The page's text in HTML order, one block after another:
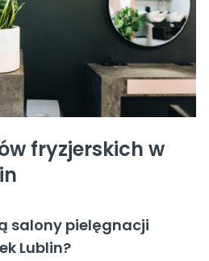
fryzjerskich w
salony pielęgnacji
Lublin?